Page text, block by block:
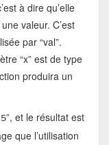
à dire qu’elle
valeur. C’est
par “val”.
“x” est de type
produira un
”, et le résultat est
que l’utilisation